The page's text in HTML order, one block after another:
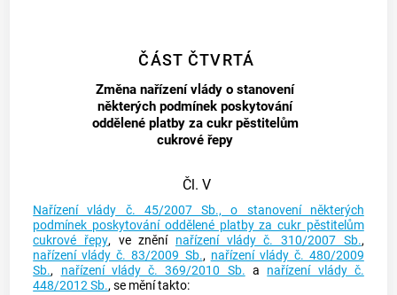
ČÁST ČTVRTÁ
Změna nařízení vlády o stanovení
některých podmínek poskytování
oddělené platby za cukr pěstitelům
cukrové řepy
Čl. V
Nařízení vlády č. 45/2007 Sb., o stanovení některých
podmínek poskytování oddělené platby za cukr pěstitelům
cukrové řepy, ve znění nařízení vlády č. 310/2007 Sb.,
nařízení vlády č. 83/2009 Sb., nařízení vlády č. 480/2009
Sb., nařízení vlády č. 369/2010 Sb. a nařízení vlády č.
448/2012 Sb., se mění takto: